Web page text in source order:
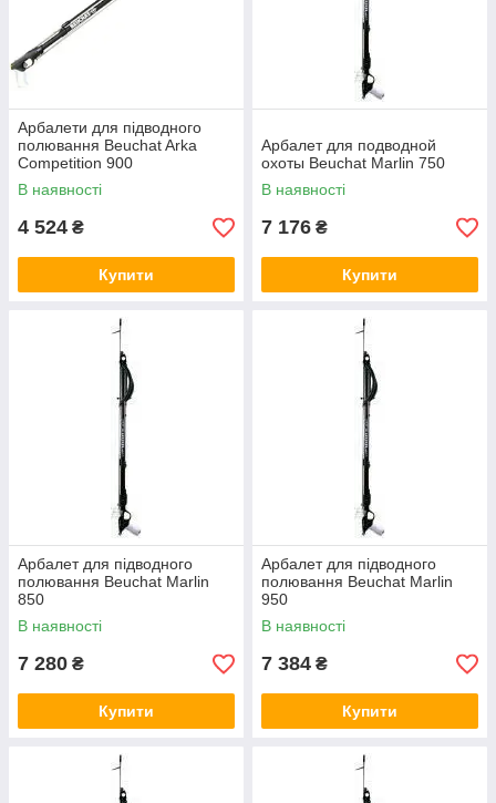
Арбалети для підводного
полювання Beuchat Arka
Competition 900
В наявності
4 524 ₴
Купити
Арбалет для подводной
охоты Beuchat Marlin 750
В наявності
7 176 ₴
Купити
Арбалет для підводного
полювання Beuchat Marlin
850
В наявності
7 280 ₴
Купити
Арбалет для підводного
полювання Beuchat Marlin
950
В наявності
7 384 ₴
Купити